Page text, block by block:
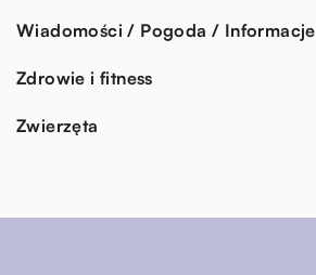
Wiadomości / Pogoda / Informacje
Zdrowie i fitness
Zwierzęta